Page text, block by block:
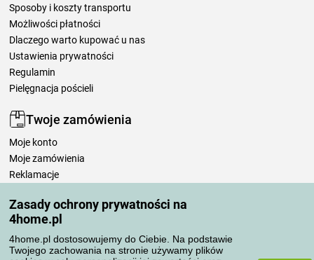
Zasady ochrony prywatności na
4home.pl
4home.pl dostosowujemy do Ciebie. Na podstawie
Twojego zachowania na stronie używamy plików
Sposoby i koszty transportu
Możliwości płatności
Dlaczego warto kupować u nas
Ustawienia prywatności
Regulamin
Pielęgnacja pościeli
Twoje zamówienia
Moje konto
Moje zamówienia
Reklamacje
Zasady przetwarzania recenzji
Sposoby transportu